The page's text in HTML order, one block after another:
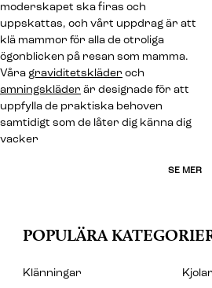
moderskapet ska firas och
uppskattas, och vårt uppdrag är att
klä mammor för alla de otroliga
ögonblicken på resan som mamma.
Våra graviditetskläder och
amningskläder är designade för att
uppfylla de praktiska behoven
samtidigt som de låter dig känna dig
vacker
SE MER
POPULÄRA
Klänningar
Kjolar